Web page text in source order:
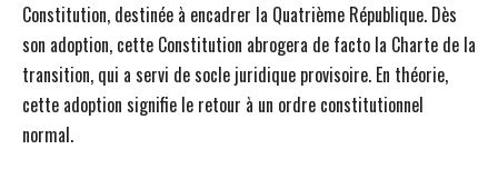
Constitution, destinée à encadrer la Quatrième République. Dès
son adoption, cette Constitution abrogera de facto la Charte de la
transition, qui a servi de socle juridique provisoire. En théorie,
cette adoption signifie le retour à un ordre constitutionnel
normal.